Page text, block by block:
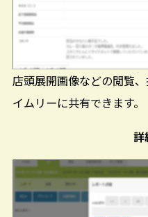
店頭展開画像などの閲覧
イムリーに共有できます。
詳